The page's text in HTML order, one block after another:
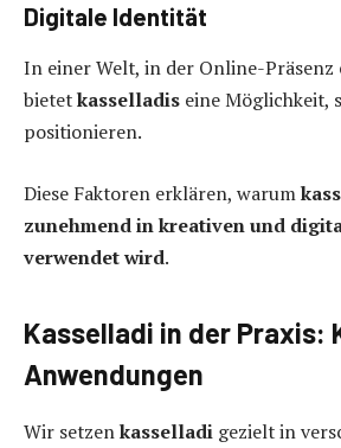
Digitale Identität
In einer Welt, in der Online-Präsenz
bietetkasselladis eine Möglichkeit,
positionieren.
Diese Faktoren erklären, warum
zunehmend in kreativen und
verwendet wird.
Kasselladi in der Praxis:
Anwendungen
Wir setzenkasselladi gezielt in